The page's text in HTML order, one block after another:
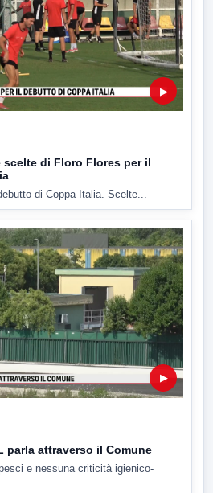
▶
scelte di Floro Flores per il
di Coppa Italia. Scelte...
▶
parla attraverso il Comune
e nessuna criticità igienico-